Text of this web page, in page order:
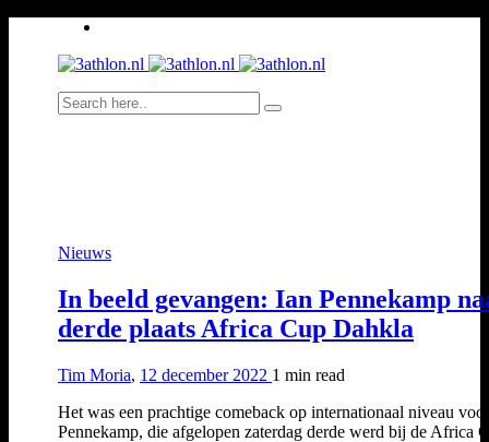
Nieuws
In beeld gevangen: Ian Pennekamp
derde plaats Africa Cup Dahkla
Tim Moria, 12 december 2022 1 min read
Het was een prachtige comeback op internationaal niveau
Pennekamp, die afgelopen zaterdag derde werd bij de Africa